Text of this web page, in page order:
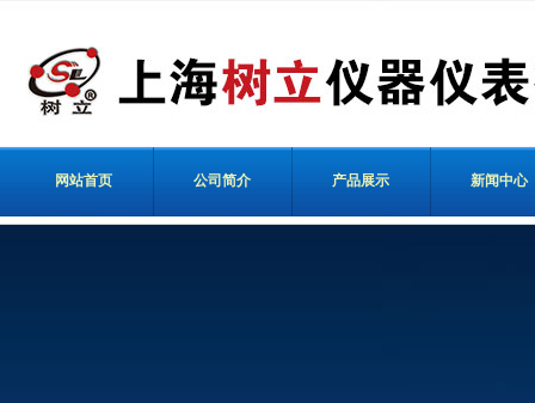
网站首页 公司简介 产品展示 新闻中心